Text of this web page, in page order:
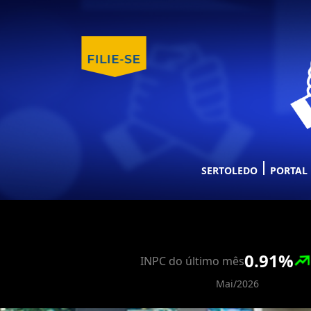
SERTOLEDO
INPC do último mês0.91%
Mai/2026